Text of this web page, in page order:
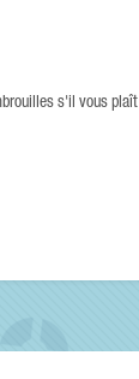
s'il vous plaît